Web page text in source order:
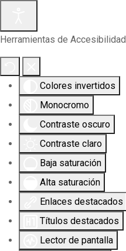
Herramientas de Accesibilidad
Colores invertidos
Monocromo
Contraste oscuro
Contraste claro
Baja saturación
Alta saturación
Enlaces destacados
Títulos destacados
Lector de pantalla